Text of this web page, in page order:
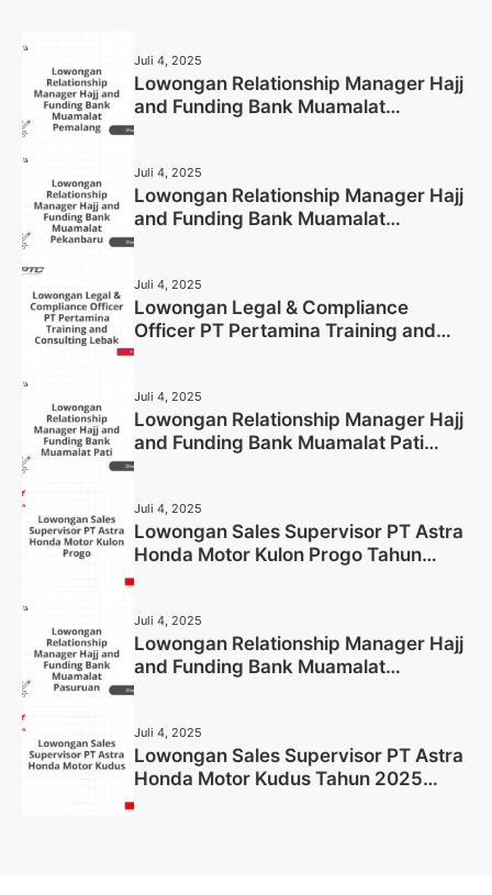
Juli 4, 2025
Lowongan Relationship Manager Hajj
and Funding Bank Muamalat
Juli 4, 2025
Lowongan Relationship Manager Hajj
and Funding Bank Muamalat
Juli 4, 2025
Lowongan Legal & Compliance
Officer PT Pertamina Training and
Juli 4, 2025
Lowongan Relationship Manager Hajj
and Funding Bank Muamalat Pati
Juli 4, 2025
Lowongan Sales Supervisor PT Astra
Honda Motor Kulon Progo Tahun
Juli 4, 2025
Lowongan Relationship Manager Hajj
and Funding Bank Muamalat
Juli 4, 2025
Lowongan Sales Supervisor PT Astra
Honda Motor Kudus Tahun 2025